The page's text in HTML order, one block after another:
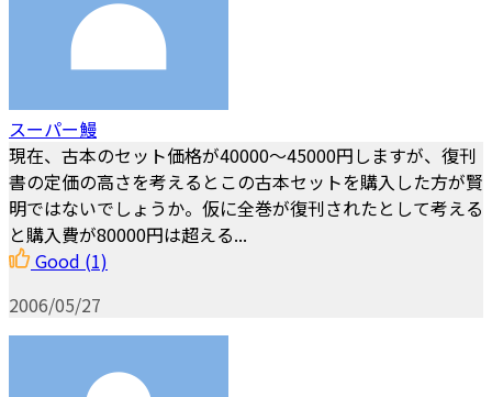
スーパー鰻
現在、古本のセット価格が40000～45000円しますが、復刊
書の定価の高さを考えるとこの古本セットを購入した方が賢
明ではないでしょうか。仮に全巻が復刊されたとして考える
と購入費が80000円は超える...
Good (1)
2006/05/27